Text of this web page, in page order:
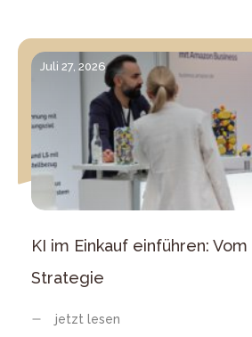
Juli 27, 2026
KI im Einkauf einführen: Vom
Strategie
jetzt lesen